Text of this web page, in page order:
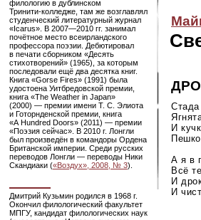
филологию в дублинском
Тринити-колледже, там же возглавлял
студенческий литературный журнал
«Icarus». В 2007—2010гг. занимал
почётное место всеирландского
профессора поэзии. Дебютировал
в печати сборником «Десять
стихотворений» (1965), за которым
последовали ещё два десятка книг.
Книга «Gorse Fires» (1991) была
удостоена Уитбредовской премии,
книга «The Weather in Japan»
(2000) — премии имени Т. С. Элиота
и Готорнденской премии, книга
«A Hundred Doors» (2011) — премии
«Поэзия сейчас». В 2010 г. Лонгли
был произведён в командоры Ордена
Британской империи. Среди русских
переводов Лонгли — переводы Ники
Скандиаки («Воздух», 2008, № 3).
Дмитрий Кузьмин родился в 1968 г.
Окончил филологический факультет
МПГУ, кандидат филологических наук
Стада
И
А я в
Всё
И
И